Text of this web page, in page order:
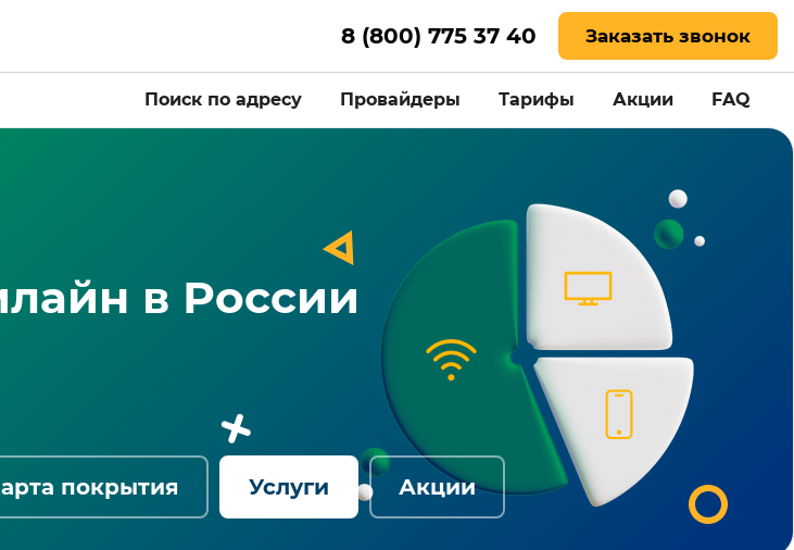
8 (800) 775 37 40 Заказать звонок
Поиск по адресу Провайдеры Тарифы Акции FAQ
в России
покрытия Услуги Акции